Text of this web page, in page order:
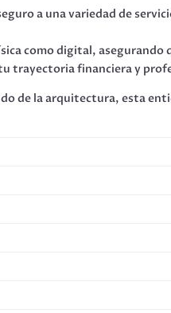
a una variedad de
como digital,
trayectoria financiera y
de la arquitectura, esta